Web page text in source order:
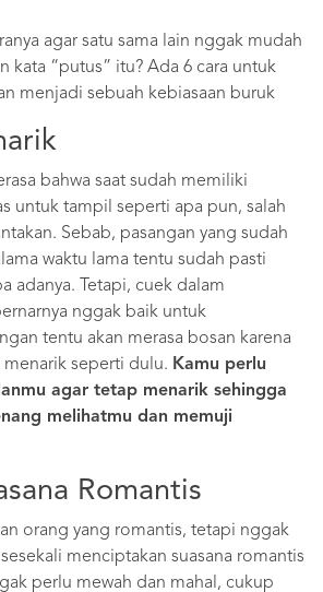
agar satu sama lain nggak mudah
kata “putus” itu? Ada 6 cara untuk
menjadi sebuah kebiasaan buruk
bahwa saat sudah memiliki
untuk tampil seperti apa pun, salah
Sebab, pasangan yang sudah
waktu lama tentu sudah pasti
adanya. Tetapi, cuek dalam
nggak baik untuk
tentu akan merasa bosan karena
seperti dulu. Kamu perlu
agar tetap menarik sehingga
melihatmu dan memuji
Romantis
orang yang romantis, tetapi nggak
menciptakan suasana romantis
perlu mewah dan mahal, cukup